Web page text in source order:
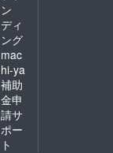
ン
ディ
ング
mac
hi-ya
補助
金申
請サ
ポー
ト